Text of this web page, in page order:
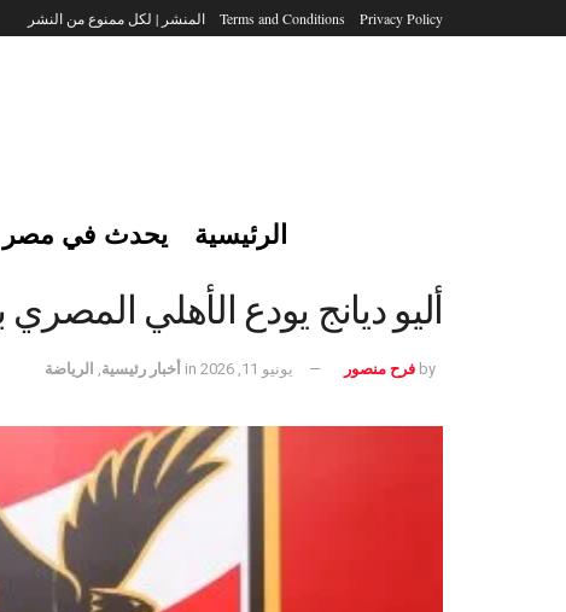
Privacy Policy
Terms and Conditions المنشر | لكل ممنوع من النشر
الرئيسية يحدث في مصر
أليو ديانج يودع الأهلي
by فرح منصور يونيو 11, 2026 in أخبار رئيسية الرياضة